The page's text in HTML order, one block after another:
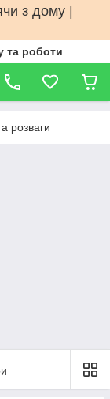
з дому |
та роботи
розваги